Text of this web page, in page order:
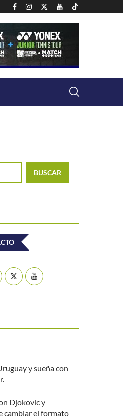
BUSCAR
y sueña con
Djokovic y
cambiar el formato